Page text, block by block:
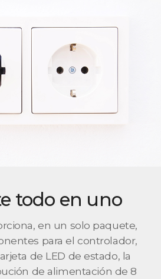
todo en uno
en un solo paquete,
para el controlador,
de LED de estado, la
de alimentación de 8